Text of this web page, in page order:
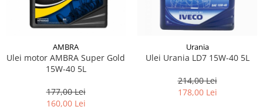
Buson golire ulei
Filtru ulei moto
Intretinere si curatare filtre moto
Intretinere moto
Curatare moto
AMBRA
Ulei motor AMBRA Super Gold
15W-40 5L
177,00 Lei
160,00 Lei
Urania
Ulei Urania LD7 15W-40 5L
214,00 Lei
178,00 Lei